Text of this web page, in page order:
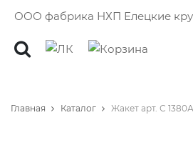
ООО фабрика НХП Елецкие
Главная Каталог Жакет арт. С 1380А